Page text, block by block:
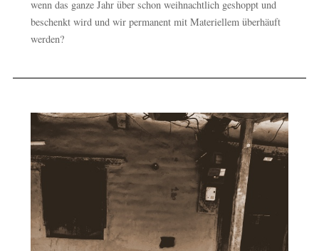
wenn das ganze Jahr über schon weihnachtlich geshoppt und
beschenkt wird und wir permanent mit Materiellem überhäuft
werden?